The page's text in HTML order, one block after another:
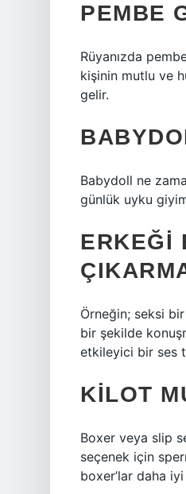
PEMBE
Rüyanızda
kişinin mutlu ve
gelir.
Babydoll ne
günlük uyku
ERKEĞI
Örneğin; seksi
bir şekilde
etkileyici bir ses
KILOT
Boxer veya slip
seçenek için
boxer’lar daha